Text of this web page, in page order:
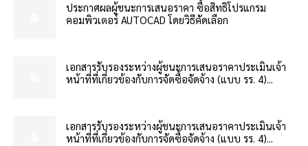
ประกาศผลผู้ชนะการเสนอราคา ซื้อสิทธิโปรแกรม
คอมพิวเตอร์ AUTOCAD โดยวิธีคัดเลือก
เอกสารรับรองระหว่างผู้ชนะการเสนอราคาประเมินเจ้า
หน้าที่ที่เกี่ยวข้องกับการจัดซื้อจัดจ้าง (แบบ รร. 4)...
เอกสารรับรองระหว่างผู้ชนะการเสนอราคาประเมินเจ้า
หน้าที่ที่เกี่ยวข้องกับการจัดซื้อจัดจ้าง (แบบ รร. 4)...